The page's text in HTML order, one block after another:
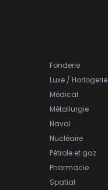
Fonderie
Luxe / Horlogerie
Médical
Métallurgie
Naval
Nucléaire
Pétrole et gaz
Pharmacie
Spatial